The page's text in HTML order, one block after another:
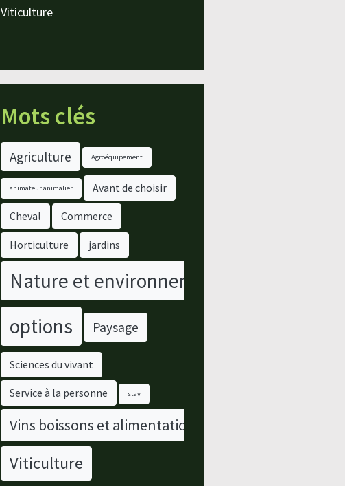
Viticulture
Mots clés
Agriculture Agroéquipement
animateur animalier Avant de choisir
Cheval Commerce
Horticulture jardins
Nature et environnement
options
Paysage
Sciences du vivant
Service à la personne stav
Vins boissons et alimentation
Viticulture